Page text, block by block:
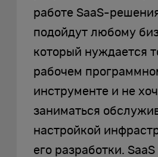
работе SaaS-
подойдут любому
который нуждается
рабочем
инструменте и не
заниматься
настройкой
его разработки.